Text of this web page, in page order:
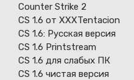
Counter Strike 2
CS 1.6 от XXXTentacion
СS 1.6: Русская версия
CS 1.6 Printstream
CS 1.6 для слабых ПК
CS 1.6 чистая версия